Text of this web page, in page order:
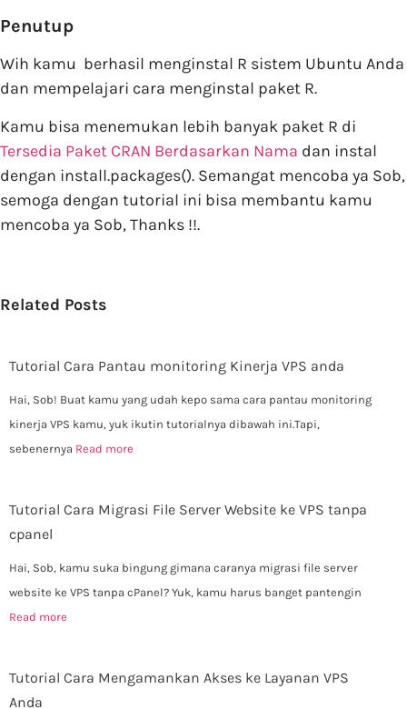
Penutup
Wih kamu berhasil menginstal R sistem Ubuntu Anda
dan mempelajari cara menginstal paket R.
Kamu bisa menemukan lebih banyak paket R di
Tersedia Paket CRAN Berdasarkan Nama dan instal
dengan install.packages(). Semangat mencoba ya Sob,
semoga dengan tutorial ini bisa membantu kamu
mencoba ya Sob, Thanks !!.
Related Posts
Tutorial Cara Pantau monitoring Kinerja VPS anda
Hai, Sob! Buat kamu yang udah kepo sama cara pantau monitoring
kinerja VPS kamu, yuk ikutin tutorialnya dibawah ini.Tapi,
sebenernya Read more
Tutorial Cara Migrasi File Server Website ke VPS tanpa
cpanel
Hai, Sob, kamu suka bingung gimana caranya migrasi file server
website ke VPS tanpa cPanel? Yuk, kamu harus banget pantengin
Read more
Tutorial Cara Mengamankan Akses ke Layanan VPS
Anda